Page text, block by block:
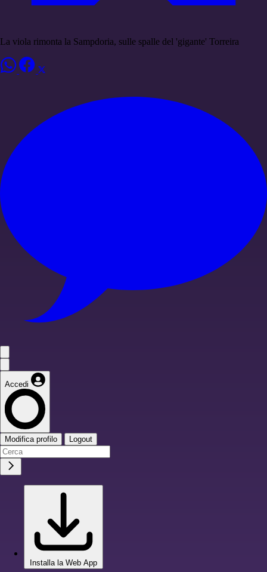
La viola rimonta la Sampdoria, sulle spalle del 'gigante' Torreira
Accedi
Modifica profilo Logout
Installa la Web App